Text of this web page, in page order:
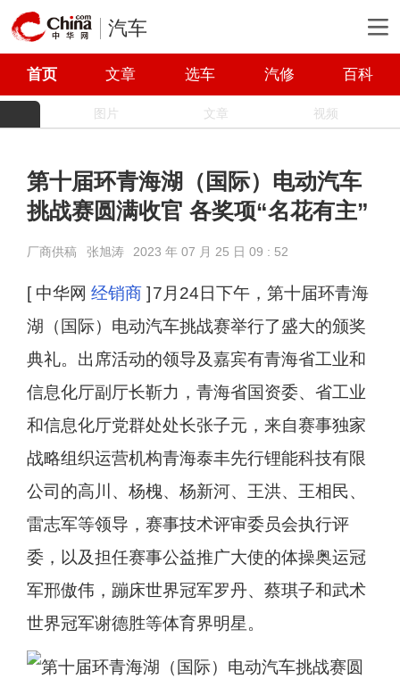
汽车
首页 文章 选车 汽修 百科
图片 文章 视频
第十届环青海湖（国际）电动汽车
挑战赛圆满收官 各奖项“名花有主”
厂商供稿 张旭涛 2023 年 07 月 25 日 09 : 52
[ 中华网 经销商] 7月24日下午，第十届环青海
湖（国际）电动汽车挑战赛举行了盛大的颁奖
典礼。出席活动的领导及嘉宾有青海省工业和
信息化厅副厅长靳力，青海省国资委、省工业
和信息化厅党群处处长张子元，来自赛事独家
战略组织运营机构青海泰丰先行锂能科技有限
公司的高川、杨槐、杨新河、王洪、王相民、
雷志军等领导，赛事技术评审委员会执行评
委，以及担任赛事公益推广大使的体操奥运冠
军邢傲伟，蹦床世界冠军罗丹、蔡琪子和武术
世界冠军谢德胜等体育界明星。